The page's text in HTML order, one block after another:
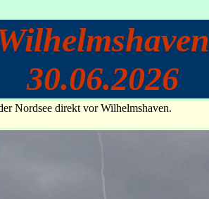
30.06.2026
Nordsee direkt vor Wilhelmshaven.